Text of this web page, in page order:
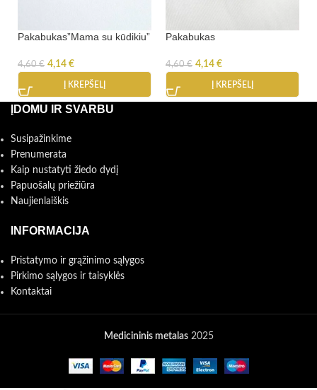
Pakabukas”Mama su kūdikiu”
4,60€ 4,14 €
Į KREPŠELĮ
Pakabukas
4,60€ 4,14 €
Į KREPŠELĮ
ĮDOMU IR SVARBU
Susipažinkime
Prenumerata
Kaip nustatyti žiedo dydį
Papuošalų priežiūra
Naujienlaiškis
INFORMACIJA
Pristatymo ir grąžinimo sąlygos
Pirkimo sąlygos ir taisyklės
Kontaktai
Medicininis metalas2025